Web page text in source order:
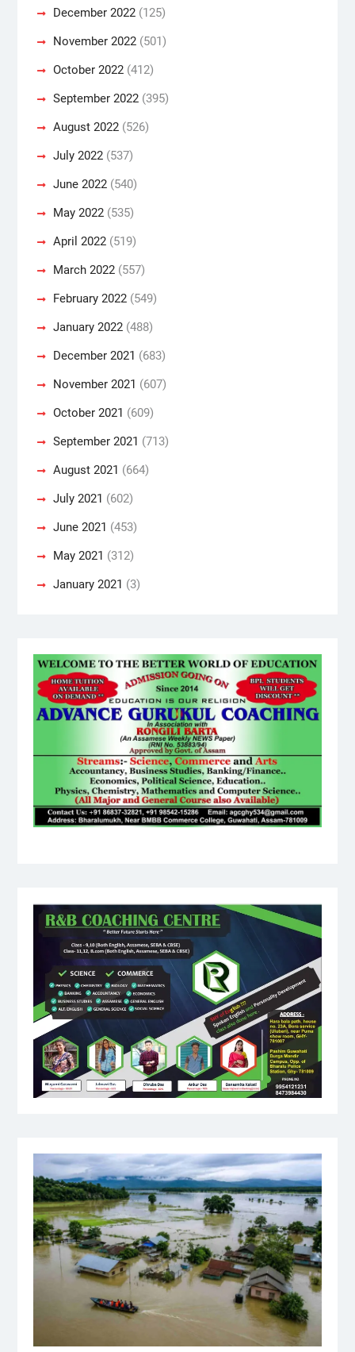
December 2022(125)
November 2022(501)
October 2022(412)
September 2022(395)
August 2022(526)
July 2022(537)
June 2022(540)
May 2022(535)
April 2022(519)
March 2022(557)
February 2022(549)
January 2022(488)
December 2021 (683)
November 2021 (607)
October 2021 (609)
September 2021 (713)
August 2021 (664)
July 2021 (602)
June 2021 (453)
May 2021 (312)
January 2021 (3)